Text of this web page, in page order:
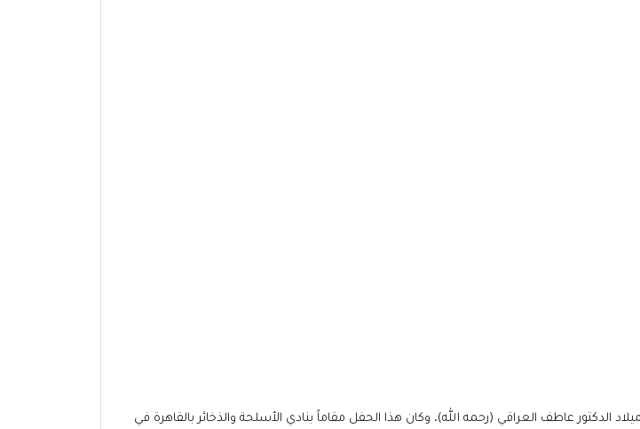
– ۲۰۱۰م) حين التقيت به في حفل عيد ميلاد الدكتور عاطف العراقي (رحمه الله)، وكان هذا الحفل مقاماً بنادي الأسلحة والذخائر بالقاهرة في